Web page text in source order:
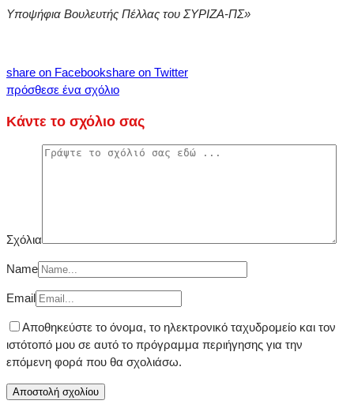
Υποψήφια Βουλευτής Πέλλας του ΣΥΡΙΖΑ-ΠΣ»
share on Facebookshare on Twitter
πρόσθεσε ένα σχόλιο
Κάντε το σχόλιο σας
Σχόλια
Name
Email
Αποθηκεύστε το όνομα, το ηλεκτρονικό ταχυδρομείο και τον
ιστότοπό μου σε αυτό το πρόγραμμα περιήγησης για την
επόμενη φορά που θα σχολιάσω.